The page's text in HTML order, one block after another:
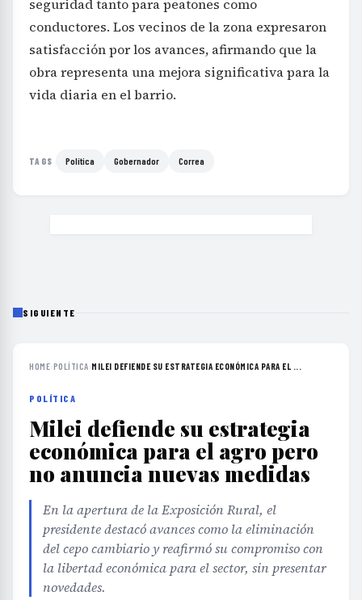
seguridad tanto para peatones como
conductores. Los vecinos de la zona expresaron
satisfacción por los avances, afirmando que la
obra representa una mejora significativa para la
vida diaria en el barrio.
TAGS Política Gobernador Correa
SIGUIENTE
HOME›POLÍTICA›MILEI DEFIENDE SU ESTRATEGIA ECONÓMICA PARA EL ...
POLÍTICA
Milei defiende su estrategia
económica para el agro pero
no anuncia nuevas medidas
En la apertura de la Exposición Rural, el
presidente destacó avances como la eliminación
del cepo cambiario y reafirmó su compromiso con
la libertad económica para el sector, sin presentar
novedades.